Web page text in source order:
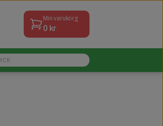
Min varukorg
0kr